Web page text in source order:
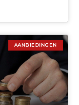
AANBIEDINGEN